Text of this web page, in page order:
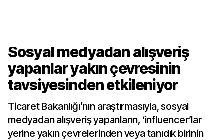
Sosyal medyadan alışveriş
yapanlar yakın çevresinin
tavsiyesinden etkileniyor
Ticaret Bakanlığı’nın araştırmasıyla, sosyal
medyadan alışveriş yapanların, ‘influencer’lar
yerine yakın çevrelerinden veya tanıdık birinin